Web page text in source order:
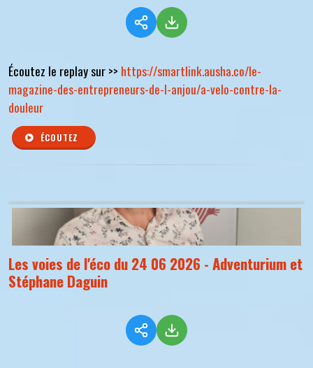
Écoutez le replay sur >> https://smartlink.ausha.co/le-
magazine-des-entrepreneurs-de-l-anjou/a-velo-contre-la-
douleur
ÉCOUTEZ
Les voies de l'éco du 24 06 2026 - Adventurium et
Stéphane Daguin